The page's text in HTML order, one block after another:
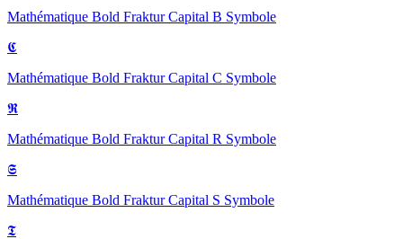
Mathématique Bold Fraktur Capital B Symbole
𝕮
Mathématique Bold Fraktur Capital C Symbole
𝕽
Mathématique Bold Fraktur Capital R Symbole
𝕾
Mathématique Bold Fraktur Capital S Symbole
𝕿